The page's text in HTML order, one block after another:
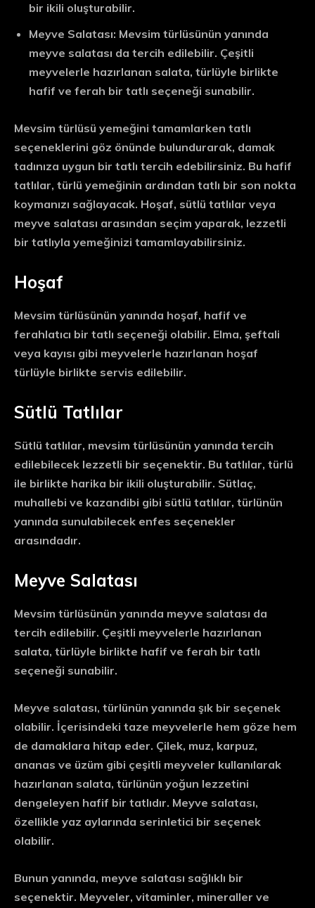
bir ikili oluşturabilir.
Meyve Salatası: Mevsim türlüsünün yanında
meyve salatası da tercih edilebilir. Çeşitli
meyvelerle hazırlanan salata, türlüyle birlikte
hafif ve ferah bir tatlı seçeneği sunabilir.
Mevsim türlüsü yemeğini tamamlarken tatlı
seçeneklerini göz önünde bulundurarak, damak
tadınıza uygun bir tatlı tercih edebilirsiniz. Bu hafif
tatlılar, türlü yemeğinin ardından tatlı bir son nokta
koymanızı sağlayacak. Hoşaf, sütlü tatlılar veya
meyve salatası arasından seçim yaparak, lezzetli
bir tatlıyla yemeğinizi tamamlayabilirsiniz.
Hoşaf
Mevsim türlüsünün yanında hoşaf, hafif ve
ferahlatıcı bir tatlı seçeneği olabilir. Elma, şeftali
veya kayısı gibi meyvelerle hazırlanan hoşaf
türlüyle birlikte servis edilebilir.
Sütlü Tatlılar
Sütlü tatlılar, mevsim türlüsünün yanında tercih
edilebilecek lezzetli bir seçenektir. Bu tatlılar, türlü
ile birlikte harika bir ikili oluşturabilir. Sütlaç,
muhallebi ve kazandibi gibi sütlü tatlılar, türlünün
yanında sunulabilecek enfes seçenekler
arasındadır.
Meyve Salatası
Mevsim türlüsünün yanında meyve salatası da
tercih edilebilir. Çeşitli meyvelerle hazırlanan
salata, türlüyle birlikte hafif ve ferah bir tatlı
seçeneği sunabilir.
Meyve salatası, türlünün yanında şık bir seçenek
olabilir. İçerisindeki taze meyvelerle hem göze hem
de damaklara hitap eder. Çilek, muz, karpuz,
ananas ve üzüm gibi çeşitli meyveler kullanılarak
hazırlanan salata, türlünün yoğun lezzetini
dengeleyen hafif bir tatlıdır. Meyve salatası,
özellikle yaz aylarında serinletici bir seçenek
olabilir.
Bunun yanında, meyve salatası sağlıklı bir
seçenektir. Meyveler, vitaminler, mineraller ve